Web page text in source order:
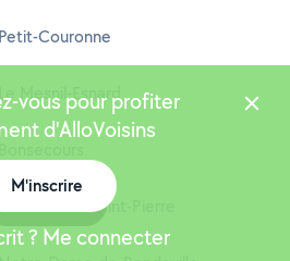
Couronne
Mesnil-Esnard
Saint-Pierre
vous pour profiter
d'AlloVoisins
M'inscrire
? Me connecter